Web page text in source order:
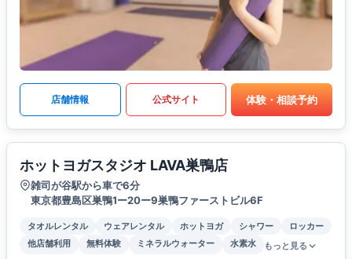
店舗情報 公式サイト 体験・相談予約
ホットヨガスタジオ LAVA巣鴨店
雑司が谷駅から車で6分
東京都豊島区巣鴨1ー20ー9巣鴨ファーストビル6F
タオルレンタル ウェアレンタル ホットヨガ シャワー
ロッカー
他店舗利用
無料体験 ミネラルウォーター 水素水 もっと見る